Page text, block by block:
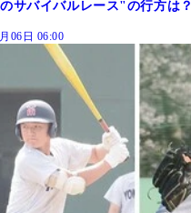
サバイバルレース"の行方は？
06日 06:00